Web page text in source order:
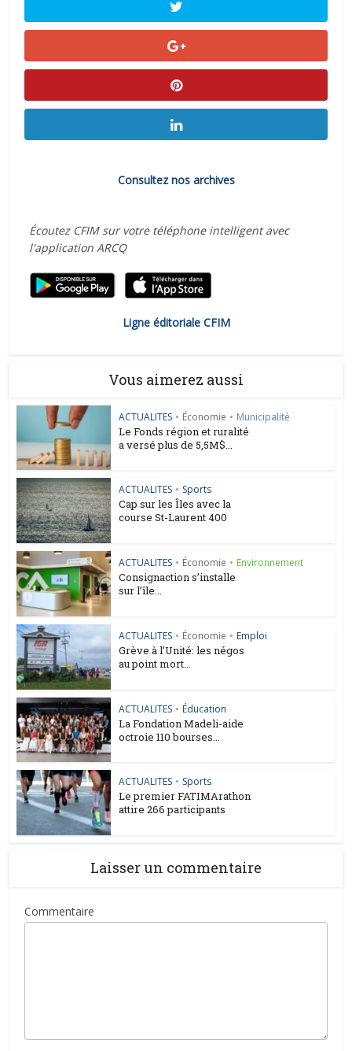
Consultez nos archives
Écoutez CFIM sur votre téléphone intelligent avec
l'application ARCQ
Ligne éditoriale CFIM
Vous aimerez aussi
ACTUALITES • Économie • Municipalité
Le Fonds région et ruralité
a versé plus de 5,5M$...
ACTUALITES • Sports
Cap sur les Îles avec la
course St-Laurent 400
ACTUALITES • Économie • Environnement
Consignaction s’installe
sur l’île...
ACTUALITES • Économie • Emploi
Grève à l’Unité: les négos
au point mort...
ACTUALITES • Éducation
La Fondation Madeli-aide
octroie 110 bourses...
ACTUALITES • Sports
Le premier FATIMArathon
attire 266 participants
Laisser un commentaire
Commentaire